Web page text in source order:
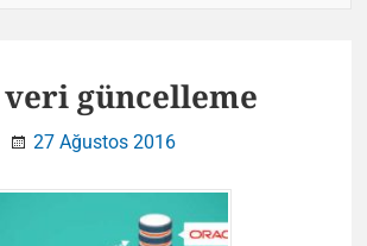
veri güncelleme
27 Ağustos 2016